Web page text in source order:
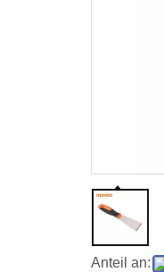
Anteil an: